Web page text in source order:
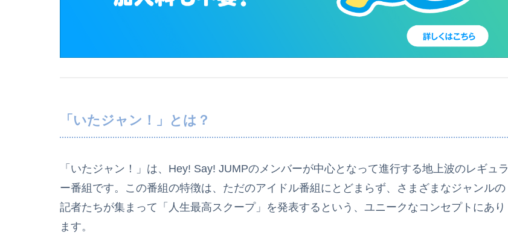
「いたジャン！」とは？
「いたジャン！」は、Hey! Say! JUMPのメンバーが中心となって進行する地上波のレギュラ
ー番組です。この番組の特徴は、ただのアイドル番組にとどまらず、さまざまなジャンルの
記者たちが集まって「人生最高スクープ」を発表するという、ユニークなコンセプトにあり
ます。